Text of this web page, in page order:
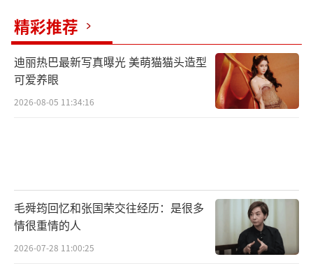
精彩推荐
迪丽热巴最新写真曝光 美萌猫猫头造型
可爱养眼
2026-08-05 11:34:16
毛舜筠回忆和张国荣交往经历：是很多
情很重情的人
2026-07-28 11:00:25